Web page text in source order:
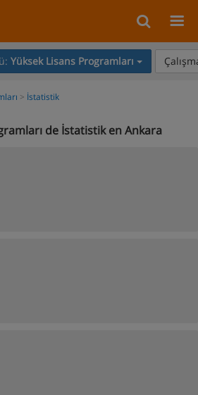
Yüksek Lisans Programları
İstatistik
de İstatistik en Ankara